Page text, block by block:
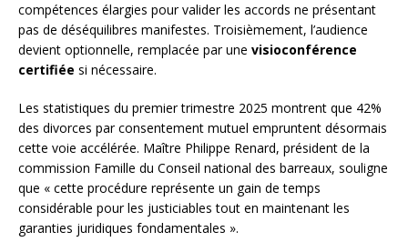
compétences élargies pour valider les accords ne présentant
pas de déséquilibres manifestes. Troisièmement, l’audience
devient optionnelle, remplacée par une visioconférence
certifiée si nécessaire.
Les statistiques du premier trimestre 2025 montrent que 42%
des divorces par consentement mutuel empruntent désormais
cette voie accélérée. Maître Philippe Renard, président de la
commission Famille du Conseil national des barreaux, souligne
que « cette procédure représente un gain de temps
considérable pour les justiciables tout en maintenant les
garanties juridiques fondamentales ».